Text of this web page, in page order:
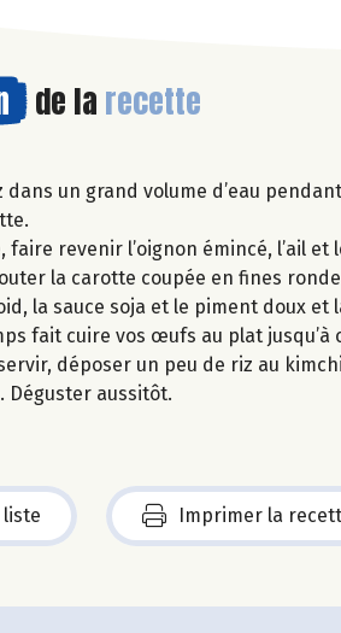
de la recette
dans un grand volume d’eau
faire revenir l’oignon émincé, l’ail
la carotte coupée en fines
la sauce soja et le piment doux et
fait cuire vos œufs au plat
déposer un peu de riz au
Déguster aussitôt.
liste Imprimer la